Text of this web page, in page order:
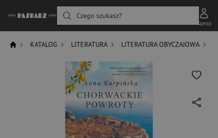
Czego szukasz?
Konto
KATALOG LITERATURA LITERATURA OBYCZAJOWA